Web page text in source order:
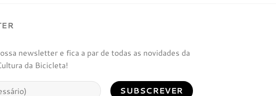
newsletter e fica a par de todas as novidades da
da Bicicleta!